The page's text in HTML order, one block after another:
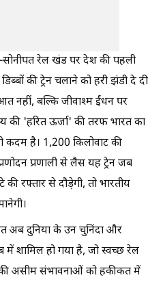
सोनीपत रेल खंड पर देश की पहली
की ट्रेन चलाने को हरी झंडी दे दी
नहीं, बल्कि जीवाश्म ईंधन पर
की 'हरित ऊर्जा' की तरफ भारत का
कदम है। 1,200 किलोवाट की
प्रणाली से लैस यह ट्रेन जब
की रफ्तार से दौड़ेगी, तो भारतीय
अब दुनिया के उन चुनिंदा और
में शामिल हो गया है, जो स्वच्छ रेल
की असीम संभावनाओं को हकीकत में